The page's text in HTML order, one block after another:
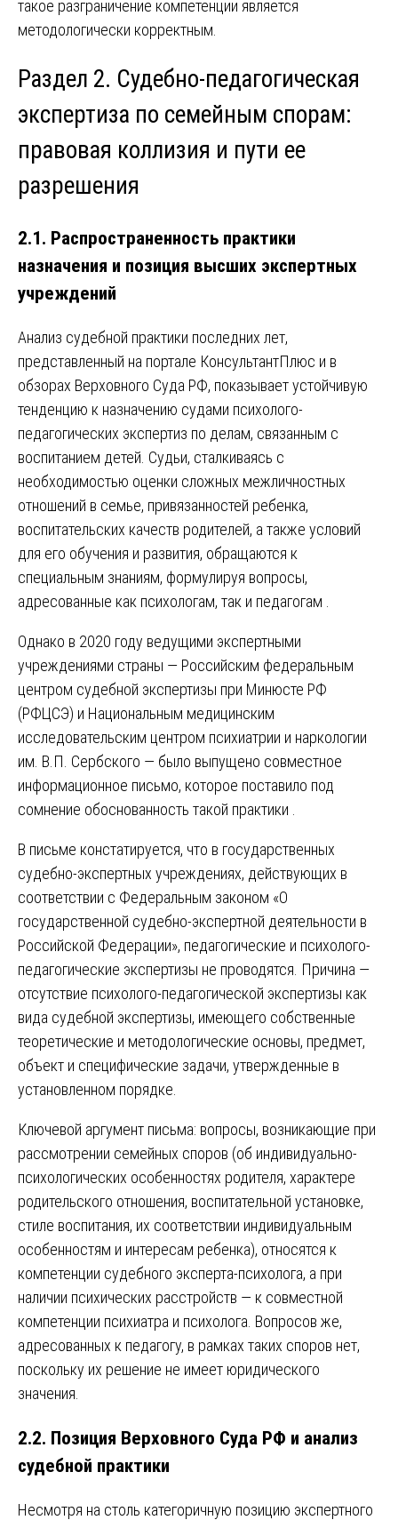
такое разграничение компетенции является
методологически корректным.
Раздел 2. Судебно-педагогическая
экспертиза по семейным спорам:
правовая коллизия и пути ее
разрешения
2.1. Распространенность практики
назначения и позиция высших экспертных
учреждений
Анализ судебной практики последних лет,
представленный на портале КонсультантПлюс и в
обзорах Верховного Суда РФ, показывает устойчивую
тенденцию к назначению судами психолого-
педагогических экспертиз по делам, связанным с
воспитанием детей. Судьи, сталкиваясь с
необходимостью оценки сложных межличностных
отношений в семье, привязанностей ребенка,
воспитательских качеств родителей, а также условий
для его обучения и развития, обращаются к
специальным знаниям, формулируя вопросы,
адресованные как психологам, так и педагогам .
Однако в 2020 году ведущими экспертными
учреждениями страны — Российским федеральным
центром судебной экспертизы при Минюсте РФ
(РФЦСЭ) и Национальным медицинским
исследовательским центром психиатрии и наркологии
им. В.П. Сербского — было выпущено совместное
информационное письмо, которое поставило под
сомнение обоснованность такой практики .
В письме констатируется, что в государственных
судебно-экспертных учреждениях, действующих в
соответствии с Федеральным законом «О
государственной судебно-экспертной деятельности в
Российской Федерации», педагогические и психолого-
педагогические экспертизы не проводятся. Причина —
отсутствие психолого-педагогической экспертизы как
вида судебной экспертизы, имеющего собственные
теоретические и методологические основы, предмет,
объект и специфические задачи, утвержденные в
установленном порядке.
Ключевой аргумент письма: вопросы, возникающие при
рассмотрении семейных споров (об индивидуально-
психологических особенностях родителя, характере
родительского отношения, воспитательной установке,
стиле воспитания, их соответствии индивидуальным
особенностям и интересам ребенка), относятся к
компетенции судебного эксперта-психолога, а при
наличии психических расстройств — к совместной
компетенции психиатра и психолога. Вопросов же,
адресованных к педагогу, в рамках таких споров нет,
поскольку их решение не имеет юридического
значения.
2.2. Позиция Верховного Суда РФ и анализ
судебной практики
Несмотря на столь категоричную позицию экспертного